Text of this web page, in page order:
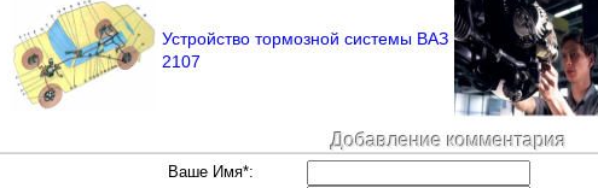
Устройство тормозной системы ВАЗ
2107
Добавление комментария
Ваше Имя*: